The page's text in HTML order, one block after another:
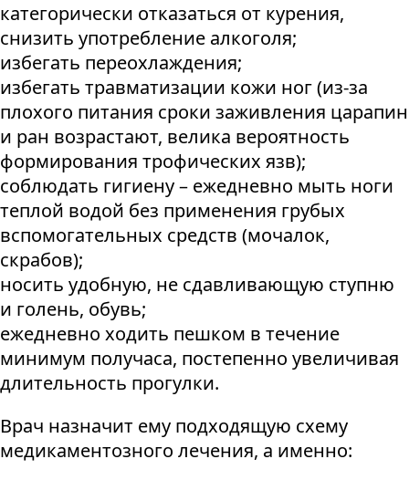
категорически отказаться от курения,
снизить употребление алкоголя;
избегать переохлаждения;
избегать травматизации кожи ног (из-за
плохого питания сроки заживления царапин
и ран возрастают, велика вероятность
формирования трофических язв);
соблюдать гигиену – ежедневно мыть ноги
теплой водой без применения грубых
вспомогательных средств (мочалок,
скрабов);
носить удобную, не сдавливающую ступню
и голень, обувь;
ежедневно ходить пешком в течение
минимум получаса, постепенно увеличивая
длительность прогулки.
Врач назначит ему подходящую схему
медикаментозного лечения, а именно: